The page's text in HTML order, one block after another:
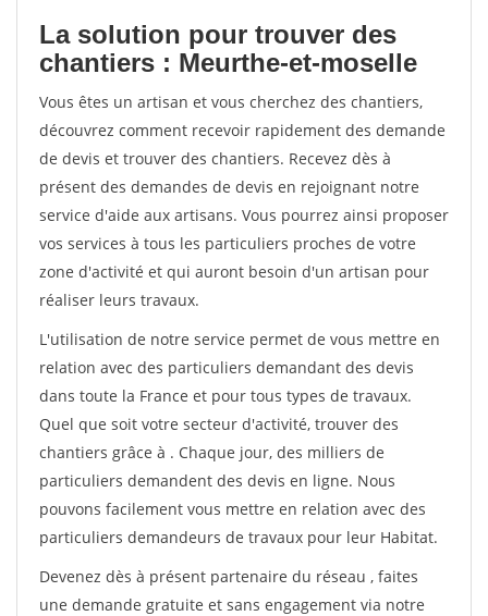
La solution pour trouver des
chantiers : Meurthe-et-moselle
Vous êtes un artisan et vous cherchez des chantiers,
découvrez comment recevoir rapidement des demande
de devis et trouver des chantiers. Recevez dès à
présent des demandes de devis en rejoignant notre
service d'aide aux artisans. Vous pourrez ainsi proposer
vos services à tous les particuliers proches de votre
zone d'activité et qui auront besoin d'un artisan pour
réaliser leurs travaux.
L'utilisation de notre service permet de vous mettre en
relation avec des particuliers demandant des devis
dans toute la France et pour tous types de travaux.
Quel que soit votre secteur d'activité, trouver des
chantiers grâce à . Chaque jour, des milliers de
particuliers demandent des devis en ligne. Nous
pouvons facilement vous mettre en relation avec des
particuliers demandeurs de travaux pour leur Habitat.
Devenez dès à présent partenaire du réseau , faites
une demande gratuite et sans engagement via notre